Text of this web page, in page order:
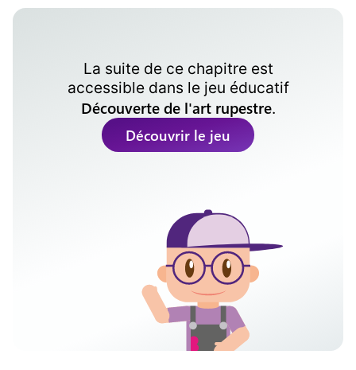
La suite de ce chapitre est
accessible dans le jeu éducatif
Découverte de l'art rupestre.
Découvrir le jeu